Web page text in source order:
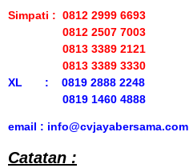
Simpati : 0812 2999 6693
0812 2507 7003
0813 3389 2121
0813 3389 3330
XL : 0819 2888 2248
0819 1460 4888
email : info@cvjayabersama.com
Catatan :